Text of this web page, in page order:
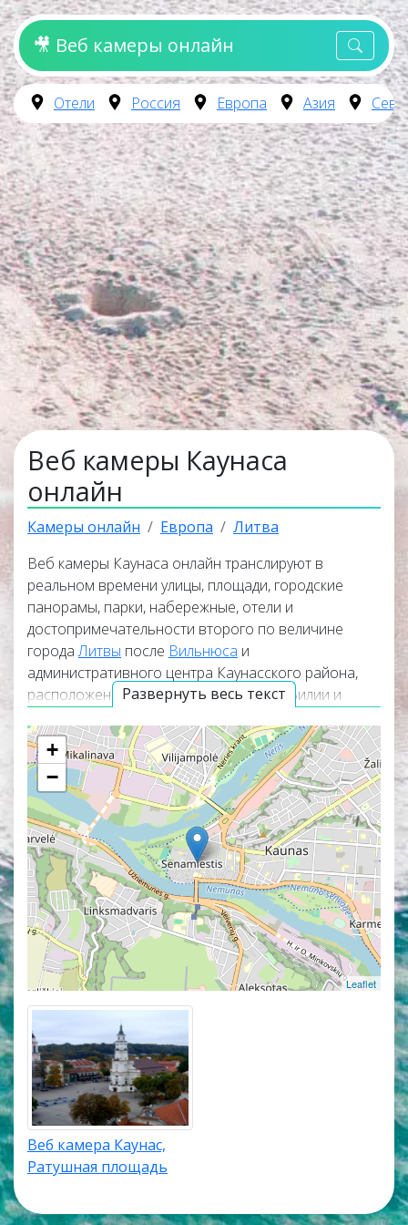
🎥 Веб камеры онлайн
Отели Россия Европа Азия
Веб камеры Каунаса
онлайн
Камеры онлайн Европа Литва
Развернуть весь текст
Веб камеры Каунаса онлайн транслируют в
реальном времени улицы, площади, городские
панорамы, парки, набережные, отели и
достопримечательности второго по величине
городаЛитвы после Вильнюса и
административного центра Каунасского района,
расположенного в месте слияния рек Вилии и
работают в реальном времени, а некоторые из них
транслируют изображение вместе со звуком.
Лучшие онлайн веб камеры находятся в верхней
части списка трансляций. Карта веб камер покажет
точное местоположение каждой веб камеры в
Каунасе.
+
−
Leaflet
Веб камера Каунас,
Ратушная площадь